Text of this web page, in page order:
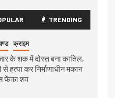
TRENDING
क्राइम
के शक में दोस्त बना कातिल,
से हत्या कर निर्माणाधीन मकान
फेंका शव